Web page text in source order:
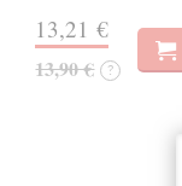
13,21 €
13,90 € ?